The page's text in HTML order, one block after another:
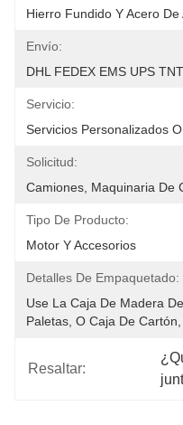
Hierro Fundido Y Acero De
Envío:
DHL FEDEX EMS UPS TNT
Servicio:
Servicios Personalizados
Solicitud:
Camiones, Maquinaria De
Tipo De Producto:
Motor Y Accesorios
Detalles De Empaquetado:
Use La Caja De Madera
Paletas, O Caja De
Resaltar: